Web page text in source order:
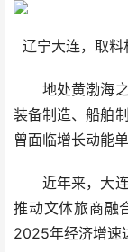
辽宁大连，取料
地处黄渤海之
装备制造、船舶
曾面临增长动能
近年来，大连
推动文体旅商融
2025年经济增速